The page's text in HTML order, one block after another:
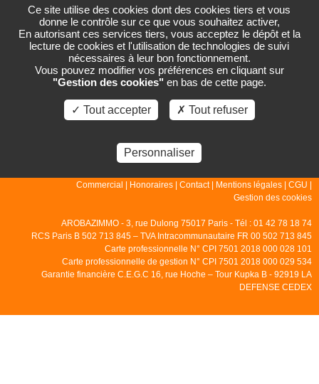
PAGE NON TROUVÉE
La page que vous demandez n'existe pas.
Commercial | Honoraires | Contact| Mentions légales | CGU |
Gestion des cookies
AROBAZIMMO - 3, rue Dulong 75017 Paris - Tél : 01 42 78 18 74
RCS Paris B 502 713 845 – TVA Intracommunautaire FR 00 502 713 845
Carte professionnelle N° CPI 7501 2018 000 028 101
Carte professionnelle de gestion N° CPI 7501 2018 000 029 534
Garantie financière C.E.G.C 16, rue Hoche – Tour Kupka B - 92919 LA
DEFENSE CEDEX
Ce site utilise des cookies dont des cookies tiers et vous
donne le contrôle sur ce que vous souhaitez activer,
En autorisant ces services tiers, vous acceptez le dépôt et la
lecture de cookies et l'utilisation de technologies de suivi
nécessaires à leur bon fonctionnement.
Vous pouvez modifier vos préférences en cliquant sur
"Gestion des cookies" en bas de cette page.
✓ Tout accepter ✗ Tout refuser
Personnaliser